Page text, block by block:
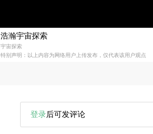
浩瀚宇宙探索
宇宙探索
特别声明：以上内容为网络用户上传发布，仅代表该用户观点
登录后可发评论